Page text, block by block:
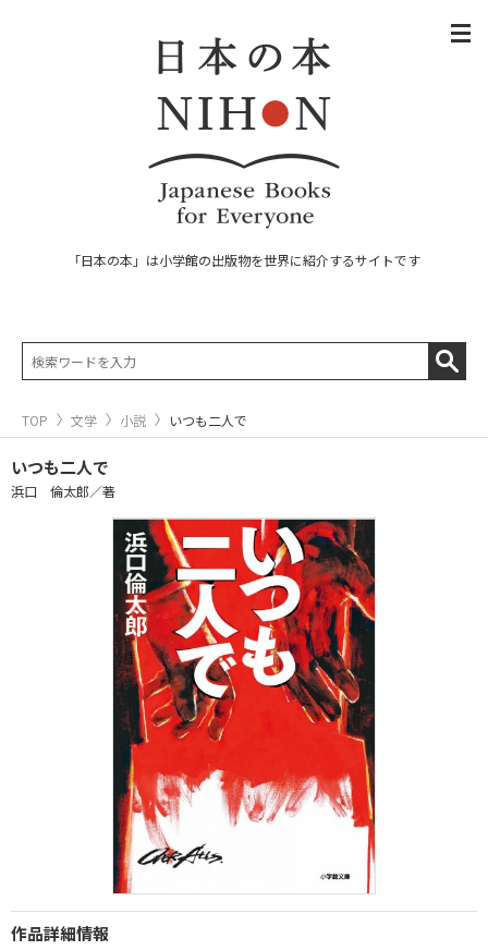
「日本の本」は小学館の出版物を世界に紹介するサイトです
TOP 文学 小説 いつも二人で
いつも二人で
浜口 倫太郎／著
作品詳細情報